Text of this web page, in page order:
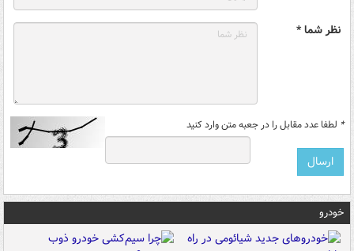
نظر شما *
* لطفا عدد مقابل را در جعبه متن وارد کنید
خودرو